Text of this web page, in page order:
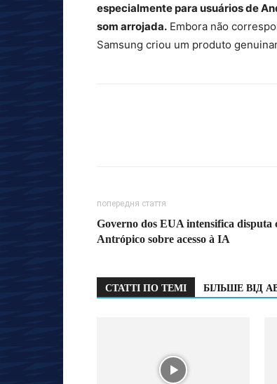
especialmente para usuários de
som arrojada. Embora não
Samsung criou um produto
попередня стаття
Governo dos EUA intensifica disputa
Antrópico sobre acesso à IA
СТАТТІ ПО ТЕМІ БІЛЬШЕ ВІД